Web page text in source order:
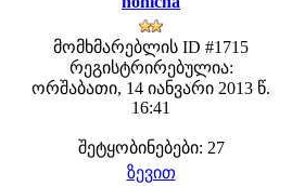
მომხმარებლის ID #1715
რეგისტრირებულია:
ორშაბათი, 14 იანვარი 2013 წ.
16:41
შეტყობინებები: 27
ზევით